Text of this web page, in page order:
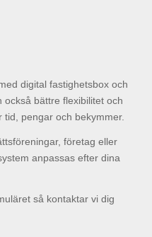
digital fastighetsbox och
bättre flexibilitet och
pengar och bekymmer.
företag eller
anpassas efter dina
så kontaktar vi dig